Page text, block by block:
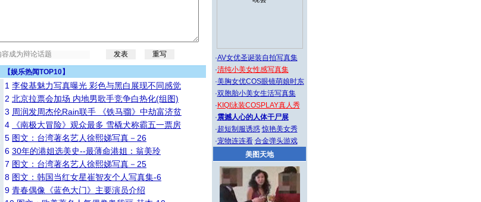
【娱乐热闻TOP10】
1 李俊基魅力写真曝光 彩色与黑白展现不同感觉
2 北京拉票会加场 内地男歌手竞争白热化(组图)
3 周润发周杰伦Rain联手 《铁马骝》中劫富济贫
4
《南极大冒险》观众最多 雪橇犬称霸五一票房
5 图文：台湾著名艺人徐熙娣写真－26
6 30年的港姐选美史--最薄命港姐：翁美玲
7 图文：台湾著名艺人徐熙娣写真－25
8 图文：韩国当红女星崔智友个人写真集-6
9 青春偶像《蓝色大门》主要演员介绍
·AV女优圣诞装自拍写真集
·清纯小美女性感写真集
·美胸女优COS眼镜萌娘时东
·双胞胎小美女生活写真集
· KIQI泳装COSPLAY真人秀
·震撼人心的人体干尸展
·超短制服诱惑 惊艳美女秀
·宠物连连看 合金弹头游戏
美图天地